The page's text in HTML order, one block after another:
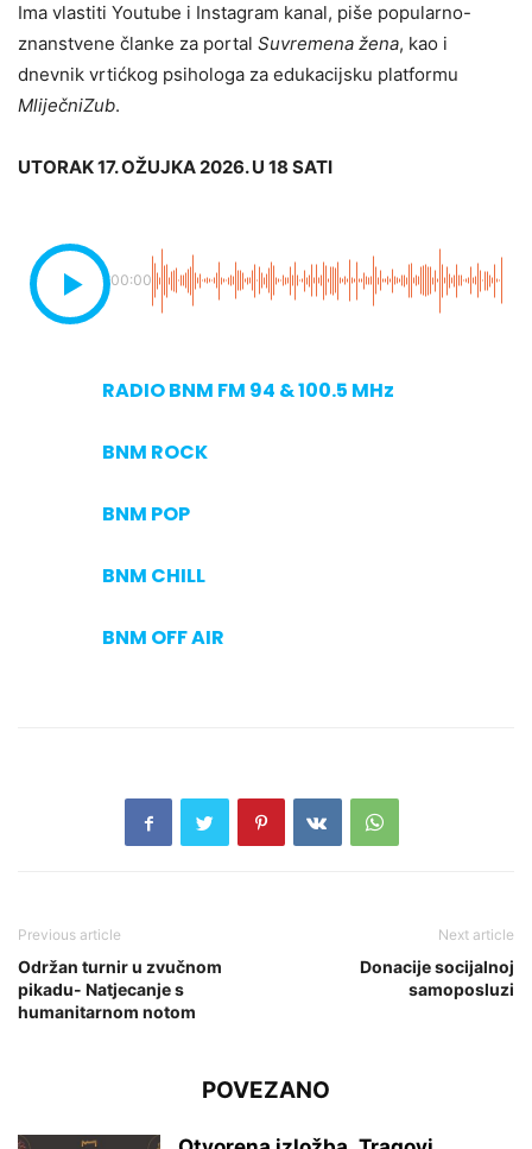
Ima vlastiti Youtube i Instagram kanal, piše popularno-
znanstvene članke za portal Suvremena žena, kao i
dnevnik vrtićkog psihologa za edukacijsku platformu
MliječniZub.
UTORAK 17. OŽUJKA 2026. U 18 SATI
00:00
RADIO BNM FM 94 & 100.5 MHz
BNM ROCK
BNM POP
BNM CHILL
BNM OFF AIR
Previous article
Održan turnir u zvučnom
pikadu- Natjecanje s
humanitarnom notom
Next article
Donacije socijalnoj
samoposluzi
POVEZANO